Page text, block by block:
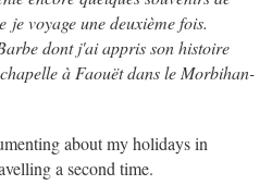
je voyage une deuxième fois.
dont j'ai appris son histoire
à Faouët dans le Morbihan-
about my holidays in
a second time.